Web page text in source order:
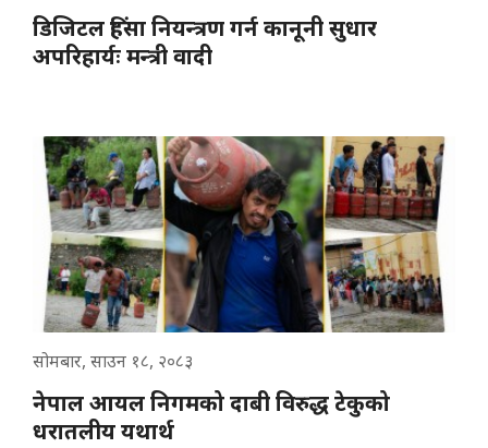
डिजिटल हिंसा नियन्त्रण गर्न कानूनी सुधार
अपरिहार्यः मन्त्री वादी
सोमबार, साउन १८, २०८३
नेपाल आयल निगमको दाबी विरुद्ध टेकुको
धरातलीय यथार्थ